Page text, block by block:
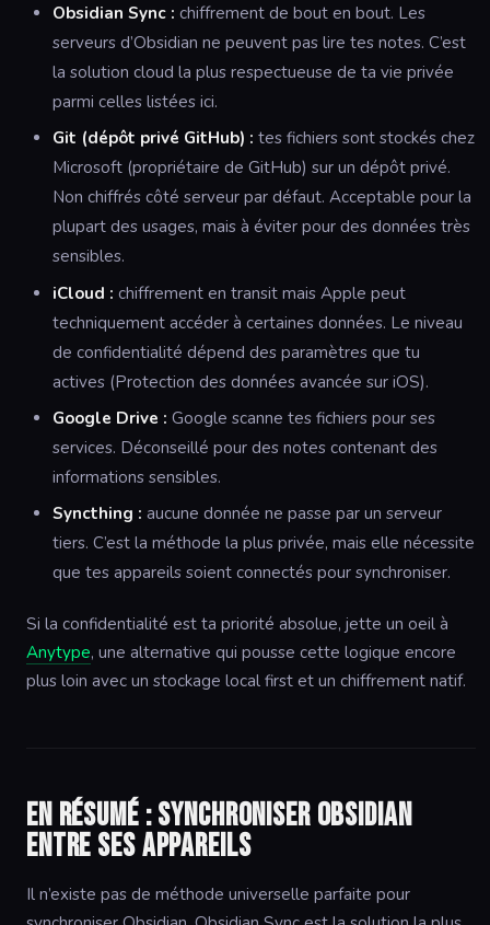
Obsidian Sync : chiffrement de bout en bout. Les
serveurs d’Obsidian ne peuvent pas lire tes notes. C’est
la solution cloud la plus respectueuse de ta vie privée
parmi celles listées ici.
Git (dépôt privé GitHub) : tes fichiers sont stockés chez
Microsoft (propriétaire de GitHub) sur un dépôt privé.
Non chiffrés côté serveur par défaut. Acceptable pour la
plupart des usages, mais à éviter pour des données très
sensibles.
iCloud : chiffrement en transit mais Apple peut
techniquement accéder à certaines données. Le niveau
de confidentialité dépend des paramètres que tu
actives (Protection des données avancée sur iOS).
Google Drive : Google scanne tes fichiers pour ses
services. Déconseillé pour des notes contenant des
informations sensibles.
Syncthing : aucune donnée ne passe par un serveur
tiers. C’est la méthode la plus privée, mais elle nécessite
que tes appareils soient connectés pour synchroniser.
Si la confidentialité est ta priorité absolue, jette un oeil à
Anytype, une alternative qui pousse cette logique encore
plus loin avec un stockage local first et un chiffrement natif.
En résumé : synchroniser Obsidian
entre ses appareils
Il n’existe pas de méthode universelle parfaite pour